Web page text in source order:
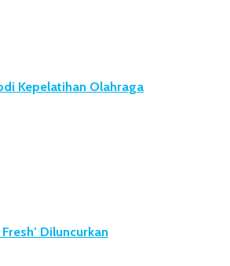
Kepelatihan Olahraga
Diluncurkan